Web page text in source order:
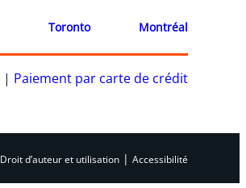
Toronto Montréal
| Paiement par carte de crédit
Droit d’auteur et utilisation | Accessibilité